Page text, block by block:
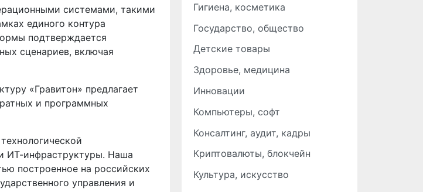
системами, такими
единого контура
подтверждается
сценариев, включая
«Гравитон» предлагает
и программных
ИТ-инфраструктуры. Наша
построенное на российских
управления и
Гигиена, косметика
Государство, общество
Детские товары
Здоровье, медицина
Инновации
Компьютеры, софт
Консалтинг, аудит, кадры
Криптовалюты, блокчейн
Культура, искусство